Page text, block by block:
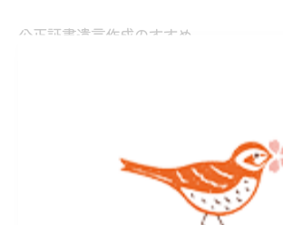
公正証書遺言作成のすすめ
兄弟姉妹の遺産は相続できますか？